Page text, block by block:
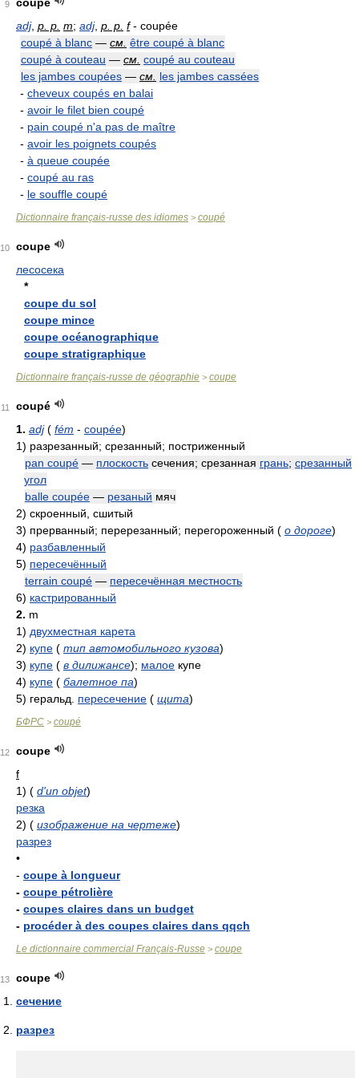
9
adj, p. p. m; adj, p. p. f- coupée
coupé à blanc — см. être coupé à blanc
coupé à couteau — см. coupé au couteau
les jambes coupées — см. les jambes cassées
- cheveux coupés en balai
- avoir le filet bien coupé
- pain coupé n'a pas de maître
- avoir les poignets coupés
- à queue coupée
- coupé au ras
- le souffle coupé
Dictionnaire français-russe des idiomes > coupé
10
coupe
лесосека
*
coupe du sol
coupe mince
coupe océanographique
coupe stratigraphique
Dictionnaire français-russe de géographie > coupe
11
coupé
1. adj( fém - coupée)
1) разрезанный; срезанный; постриженный
pan coupé — плоскость сечения; срезанная грань; срезанный
угол
balle coupée — резаный мяч
2) скроенный, сшитый
3) прерванный; перерезанный; перегороженный ( о дороге)
4) разбавленный
5) пересечённый
terrain coupé — пересечённая местность
6) кастрированный
2. m
1) двухместная карета
2) купе ( тип автомобильного кузова)
3) купе ( в дилижансе); малое купе
4) купе ( балетное па)
5) геральд. пересечение ( щита)
БФРС > coupé
12
coupe
f
1) ( d'un objet)
резка
2) ( изображение на чертеже)
разрез
•
- coupe à longueur
- coupe pétrolière
- coupes claires dans un budget
- procéder à des coupes claires dans qqch
Le dictionnaire commercial Français-Russe > coupe
13
coupe
сечение
разрез